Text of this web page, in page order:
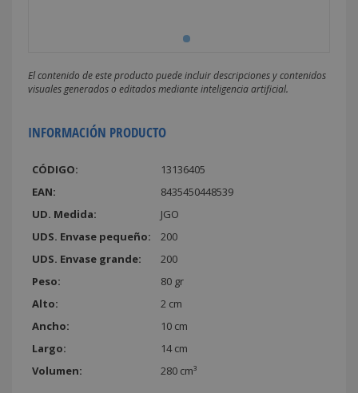
El contenido de este producto puede incluir descripciones y contenidos
visuales generados o editados mediante inteligencia artificial.
INFORMACIÓN PRODUCTO
CÓDIGO:
13136405
EAN:
8435450448539
UD. Medida:
JGO
UDS. Envase pequeño:
200
UDS. Envase grande:
200
Peso:
80 gr
Alto:
2 cm
Ancho:
10 cm
Largo:
14 cm
Volumen:
280 cm³